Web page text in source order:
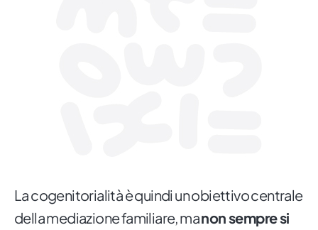
La cogenitorialità è quindi un obiettivo centrale
della mediazione familiare, manon sempre si